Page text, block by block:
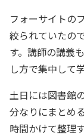
フォーサイトの
絞られていたの
す。講師の講義
し方で集中して
土日には図書館
分なりにまとめ
時間かけて整理